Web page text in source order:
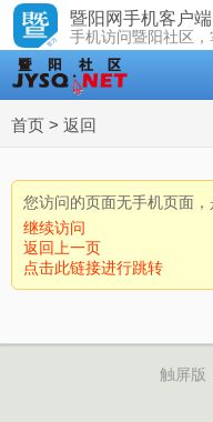
暨阳网手机客户端
手机访问暨阳社区，
首页 > 返回
您访问的页面无手机页面
继续访问
返回上一页
点击此链接进行跳转
触屏版